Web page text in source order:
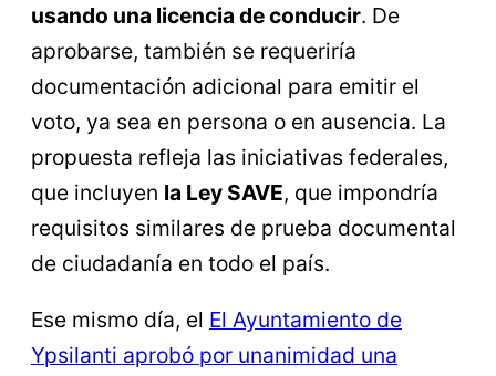
usando una licencia de conducir. De
aprobarse, también se requeriría
documentación adicional para emitir el
voto, ya sea en persona o en ausencia. La
propuesta refleja las iniciativas federales,
que incluyen la Ley SAVE, que impondría
requisitos similares de prueba documental
de ciudadanía en todo el país.
Ese mismo día, el El Ayuntamiento de
Ypsilanti aprobó por unanimidad una